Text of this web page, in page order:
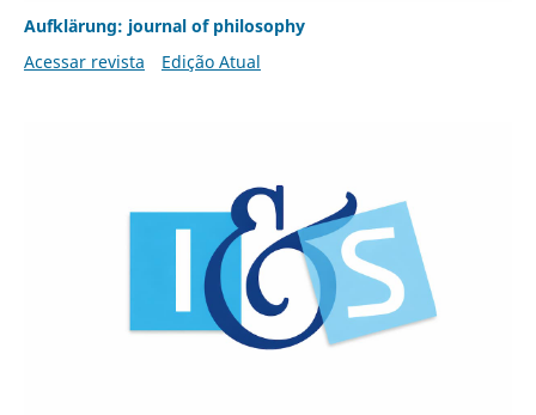
Aufklärung: journal of philosophy
Acessar revista
Edição Atual